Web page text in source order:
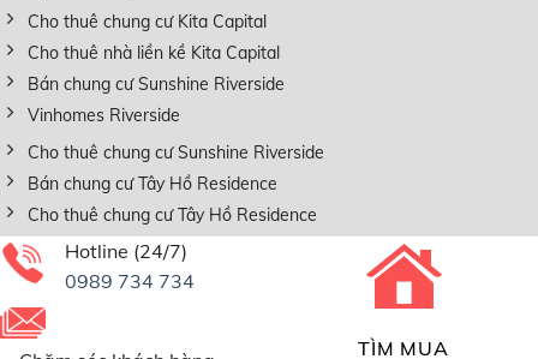
Cho thuê chung cư Kita Capital
Cho thuê nhà liền kề Kita Capital
Bán chung cư Sunshine Riverside
Vinhomes Riverside
Cho thuê chung cư Sunshine Riverside
Bán chung cư Tây Hồ Residence
Cho thuê chung cư Tây Hồ Residence
Hotline (24/7)
0989 734 734
TÌM MUA